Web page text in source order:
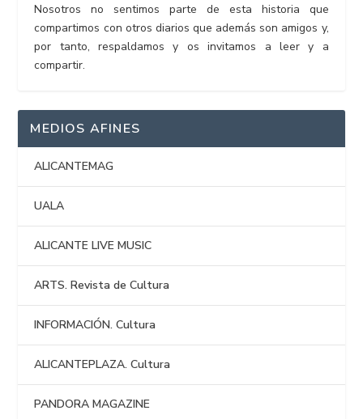
Nosotros no sentimos parte de esta historia que
compartimos con otros diarios que además son amigos y,
por tanto, respaldamos y os invitamos a leer y a
compartir.
MEDIOS AFINES
ALICANTEMAG
UALA
ALICANTE LIVE MUSIC
ARTS. Revista de Cultura
INFORMACIÓN. Cultura
ALICANTEPLAZA. Cultura
PANDORA MAGAZINE